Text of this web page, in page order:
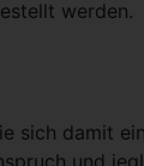
werden.
sich damit
und